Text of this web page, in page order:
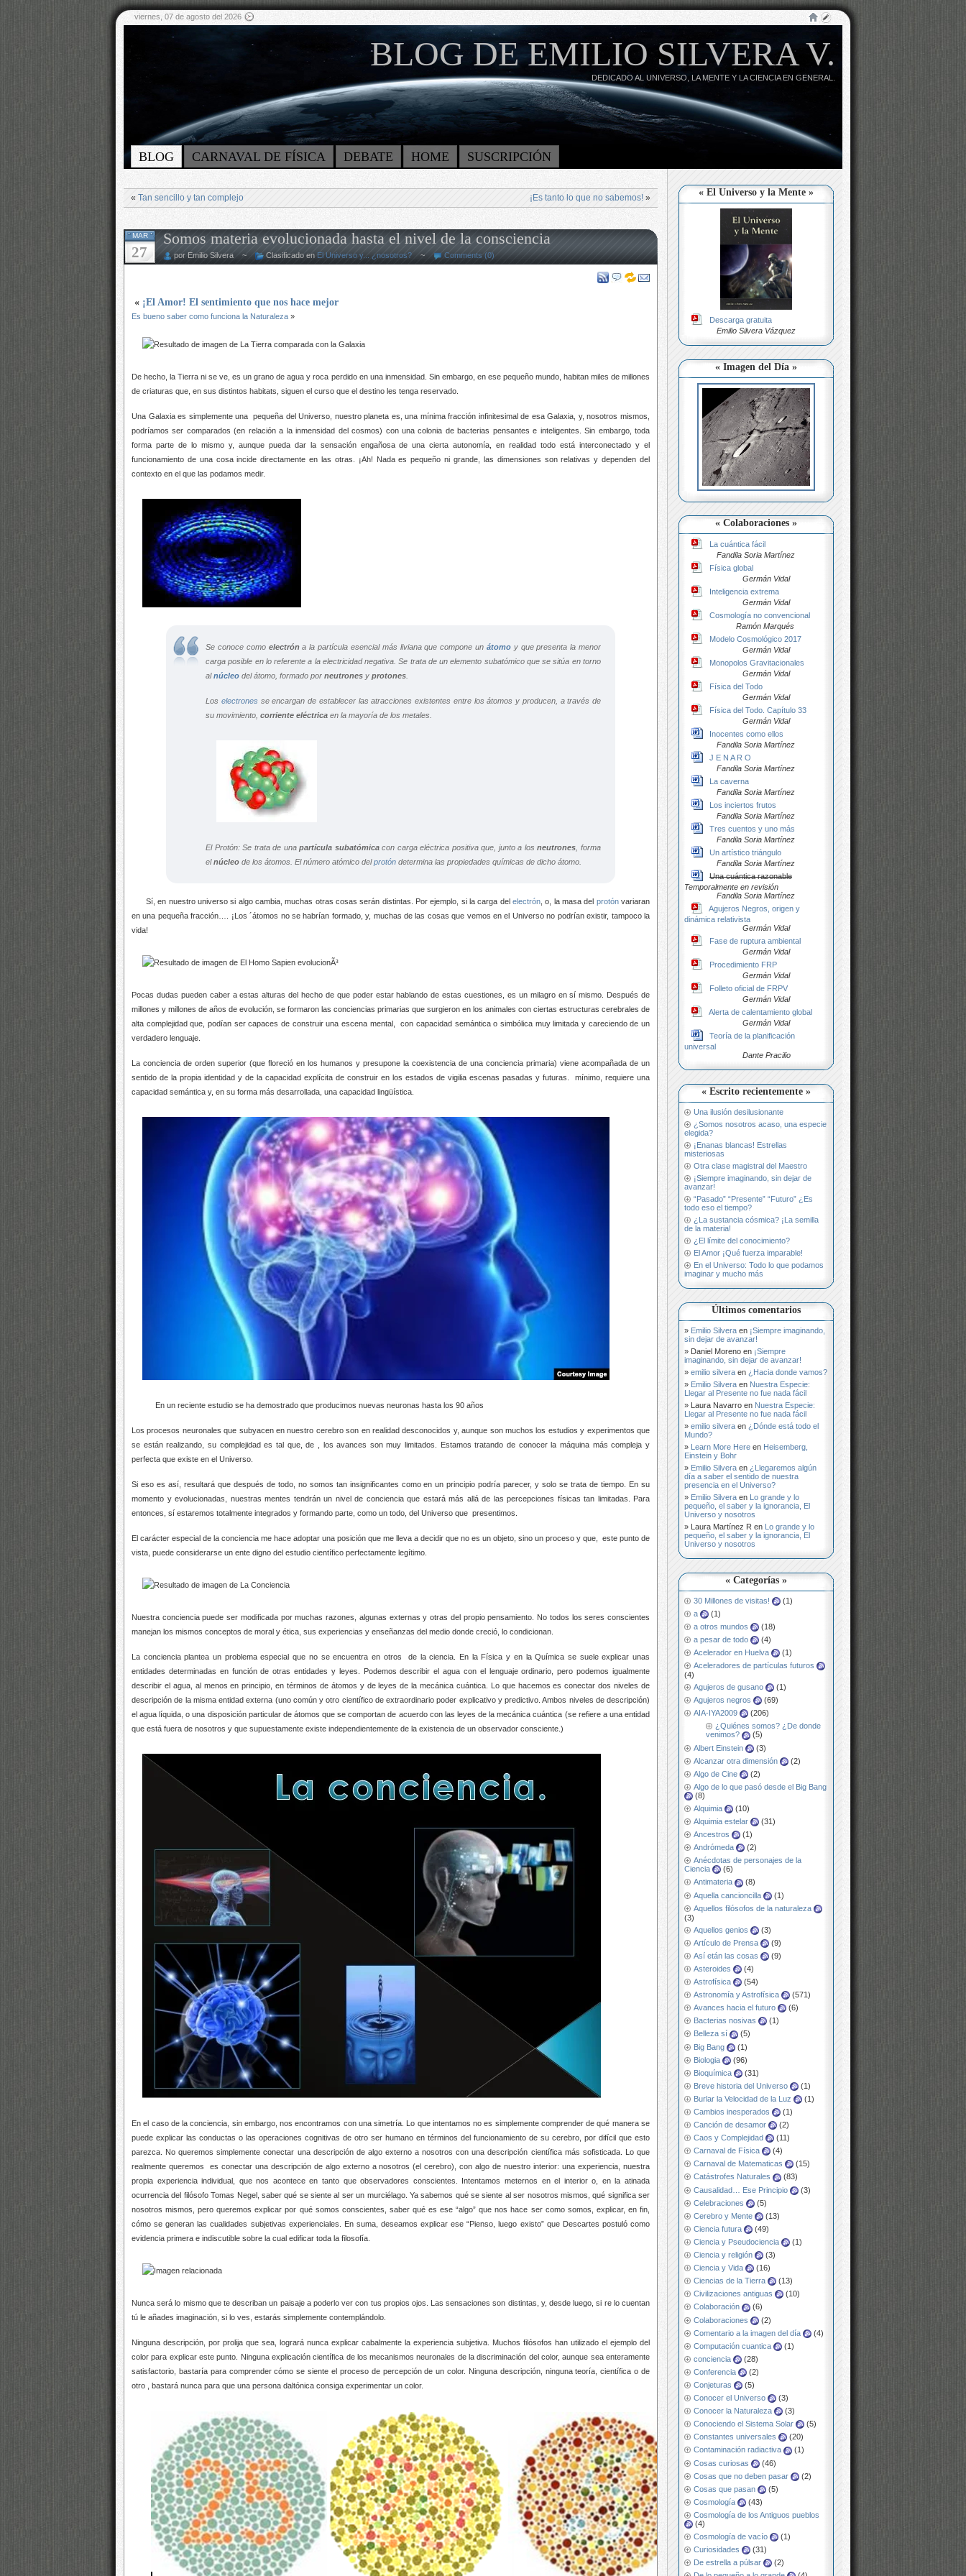
viernes, 07 de agosto del 2026
BLOG DE EMILIO SILVERA V.
DEDICADO AL UNIVERSO, LA MENTE Y LA CIENCIA EN GENERAL.
BLOG CARNAVAL DE FÍSICA DEBATE HOME SUSCRIPCIÓN
« El Universo y la Mente »
Descarga gratuita
Emilio Silvera Vázquez
« Imagen del Día »
« Colaboraciones »
La cuántica fácil
Fandila Soria Martínez
Física global
Germán Vidal
Inteligencia extrema
Germán Vidal
Cosmología no convencional
Ramón Marqués
Modelo Cosmológico 2017
Germán Vidal
Monopolos Gravitacionales
Germán Vidal
Física del Todo
Germán Vidal
Física del Todo. Capítulo 33
Germán Vidal
Inocentes como ellos
Fandila Soria Martínez
J E N A R O
Fandila Soria Martínez
La caverna
Fandila Soria Martínez
Los inciertos frutos
Fandila Soria Martínez
Tres cuentos y uno más
Fandila Soria Martínez
Un artístico triángulo
Fandila Soria Martínez
Una cuántica razonable
Temporalmente en revisión
Fandila Soria Martínez
Agujeros Negros, origen y
dinámica relativista
Germán Vidal
Fase de ruptura ambiental
Germán Vidal
Procedimiento FRP
Germán Vidal
Folleto oficial de FRPV
Germán Vidal
Alerta de calentamiento global
Germán Vidal
Teoría de la planificación
universal
Dante Pracilio
« Escrito recientemente »
Una ilusión desilusionante
¿Somos nosotros acaso, una especie
elegida?
¡Enanas blancas! Estrellas
misteriosas
Otra clase magistral del Maestro
¡Siempre imaginando, sin dejar de
avanzar!
“Pasado” “Presente” “Futuro” ¿Es
todo eso el tiempo?
¿La sustancia cósmica? ¡La semilla
de la materia!
¿El límite del conocimiento?
El Amor ¡Qué fuerza imparable!
En el Universo: Todo lo que podamos
imaginar y mucho más
Últimos comentarios
Emilio Silvera en ¡Siempre imaginando,
sin dejar de avanzar!
Daniel Moreno en ¡Siempre
imaginando, sin dejar de avanzar!
emilio silvera en ¿Hacia donde vamos?
Emilio Silvera en Nuestra Especie:
Llegar al Presente no fue nada fácil
Laura Navarro en Nuestra Especie:
Llegar al Presente no fue nada fácil
emilio silvera en ¿Dónde está todo el
Mundo?
Learn More Here en Heisemberg,
Einstein y Bohr
Emilio Silvera en ¿Llegaremos algún
día a saber el sentido de nuestra
presencia en el Universo?
Emilio Silvera en Lo grande y lo
pequeño, el saber y la ignorancia, El
Universo y nosotros
Laura Martínez R en Lo grande y lo
pequeño, el saber y la ignorancia, El
Universo y nosotros
« Categorías »
30 Millones de visitas!
(1)
a
(1)
a otros mundos
(18)
a pesar de todo
(4)
Acelerador en Huelva
(1)
Aceleradores de partículas futuros
(4)
Agujeros de gusano
(1)
Agujeros negros
(69)
AIA-IYA2009
(206)
¿Quiénes somos? ¿De donde
venimos?
(5)
Albert Einstein
(3)
Alcanzar otra dimensión
(2)
Algo de Cine
(2)
Algo de lo que pasó desde el Big Bang
(8)
Alquimia
(10)
Alquimia estelar
(31)
Ancestros
(1)
Andrómeda
(2)
Anécdotas de personajes de la
Ciencia
(6)
Antimateria
(8)
Aquella cancioncilla
(1)
Aquellos filósofos de la naturaleza
(3)
Aquellos genios
(3)
Artículo de Prensa
(9)
Así etán las cosas
(9)
Asteroides
(4)
Astrofísica
(54)
Astronomía y Astrofísica
(571)
Avances hacia el futuro
(6)
Bacterias nosivas
(1)
Belleza sí
(5)
Big Bang
(1)
Biologia
(96)
Bioquímica
(31)
Breve historia del Universo
(1)
Burlar la Velocidad de la Luz
(1)
Cambios inesperados
(1)
Canción de desamor
(2)
Caos y Complejidad
(11)
Carnaval de Física
(4)
Carnaval de Matematicas
(15)
Catástrofes Naturales
(83)
Causalidad… Ese Principio
(3)
Celebraciones
(5)
Cerebro y Mente
(13)
Ciencia futura
(49)
Ciencia y Pseudociencia
(1)
Ciencia y religión
(3)
Ciencia y Vida
(16)
Ciencias de la Tierra
(13)
Civilizaciones antiguas
(10)
Colaboración
(6)
Colaboraciones
(2)
Comentario a la imagen del día
(4)
Computación cuantica
(1)
conciencia
(28)
Conferencia
(2)
Conjeturas
(5)
Conocer el Universo
(3)
Conocer la Naturaleza
(3)
Conociendo el Sistema Solar
(5)
Constantes universales
(20)
Contaminación radiactiva
(1)
Cosas curiosas
(46)
Cosas que no deben pasar
(2)
Cosas que pasan
(5)
Cosmología
(43)
Cosmología de los Antiguos pueblos
(4)
Cosmología de vacío
(1)
Curiosidades
(31)
De estrella a púlsar
(2)
« Tan sencillo y tan complejo ¡Es tanto lo que no sabemos! »
MAR
27
Somos materia evolucionada hasta el nivel de la consciencia
por Emilio Silvera ~ Clasificado en El Universo y... ¿nosotros?~ Comments (0)
« ¡El Amor! El sentimiento que nos hace mejor
Es bueno saber como funciona la Naturaleza »
De hecho, la Tierra ni se ve, es un grano de agua y roca perdido en una inmensidad. Sin embargo, en ese pequeño mundo, habitan miles de millones
de criaturas que, en sus distintos habitats, siguen el curso que el destino les tenga reservado.
Una Galaxia es simplemente una pequeña del Universo, nuestro planeta es, una mínima fracción infinitesimal de esa Galaxia, y, nosotros mismos,
podríamos ser comparados (en relación a la inmensidad del cosmos) con una colonia de bacterias pensantes e inteligentes. Sin embargo, toda
forma parte de lo mismo y, aunque pueda dar la sensación engañosa de una cierta autonomía, en realidad todo está interconectado y el
funcionamiento de una cosa incide directamente en las otras. ¡Ah! Nada es pequeño ni grande, las dimensiones son relativas y dependen del
contexto en el que las podamos medir.
Se conoce como electróna la partícula esencial más liviana que compone un átomoy que presenta la menor
carga posible en lo referente a la electricidad negativa. Se trata de un elemento subatómico que se sitúa en torno
alnúcleo del átomo, formado por neutrones y protones
Los electronesse encargan de establecer las atracciones existentes entre los átomos y producen, a través de
su movimiento, corriente eléctrica en la mayoría de los metales.
El Protón: Se trata de unapartícula subatómicacon carga eléctrica positiva que, junto a losneutrones , forma
elnúcleo de los átomos. El número atómico delprotón determina las propiedades químicas de dicho átomo.
Sí, en nuestro universo si algo cambia, muchas otras cosas serán distintas. Por ejemplo, si la carga del electrón , o, la masa del protónvariaran
en una pequeña fracción…. ¡Los ´átomos no se habrían formado, y, muchas de las cosas que vemos en el Universo no podrían existir, tampoco la
vida!
Pocas dudas pueden caber a estas alturas del hecho de que poder estar hablando de estas cuestiones, es un milagro en sí mismo. Después de
millones y millones de años de evolución, se formaron las conciencias primarias que surgieron en los animales con ciertas estructuras cerebrales de
alta complejidad que, podían ser capaces de construir una escena mental,
con capacidad semántica o simbólica muy limitada y careciendo de un
verdadero lenguaje.
La conciencia de orden superior (que floreció en los humanos y presupone la coexistencia de una conciencia primaria) viene acompañada de un
sentido de la propia identidad y de la capacidad explícita de construir en los estados de vigilia escenas pasadas y futuras.
mínimo, requiere una
capacidad semántica y, en su forma más desarrollada, una capacidad lingüística.
En un reciente estudio se ha demostrado que producimos nuevas neuronas hasta los 90 años
Los procesos neuronales que subyacen en nuestro cerebro son en realidad desconocidos y, aunque son muchos los estudios y experimentos que
se están realizando, su complejidad es tal que, de
, los avances son muy limitados. Estamos tratando de conocer la máquina más compleja y
perfecta que existe en el Universo.
Si eso es así, resultará que después de todo, no somos tan insignificantes como en un principio podría parecer, y solo se trata de tiempo. En su
momento y evolucionadas, nuestras mentes tendrán un nivel de conciencia que estará más allá de las percepciones físicas tan limitadas. Para
entonces, sí estaremos totalmente integrados y formando parte, como un todo, del Universo que presentimos.
El carácter especial de la conciencia me hace adoptar una posición que me lleva a decidir que no es un objeto, sino un proceso y que,
este punto de
vista, puede considerarse un ente digno del estudio científico perfectamente legítimo.
Nuestra conciencia puede ser modificada por muchas razones, algunas externas y otras del propio pensamiento. No todos los seres conscientes
manejan los mismos conceptos de moral y ética, sus experiencias y enseñanzas del medio donde creció, lo condicionan.
La conciencia plantea un problema especial que no se encuentra en otros
de la ciencia. En la Física y en la Química se suele explicar unas
entidades determinadas en función de otras entidades y leyes. Podemos describir el agua con el lenguaje ordinario, pero podemos igualmente
describir el agua, al menos en principio, en términos de átomos y de leyes de la mecánica cuántica. Lo que hacemos es conectar dos niveles de
descripción de la misma entidad externa (uno común y otro científico de extraordinario poder explicativo y predictivo. Ambos niveles de descripción)
el agua líquida, o una disposición particular de átomos que se comportan de acuerdo con las leyes de la mecánica cuántica (se refiere a una entidad
que está fuera de nosotros y que supuestamente existe independientemente de la existencia de un observador consciente.)
En el caso de la conciencia, sin embargo, nos encontramos con una simetría. Lo que intentamos no es simplemente comprender de qué manera se
puede explicar las conductas o las operaciones cognitivas de otro ser humano en términos del funcionamiento de su cerebro, por difícil que esto
parezca. No queremos simplemente conectar una descripción de algo externo a nosotros con una descripción científica más sofisticada. Lo que
realmente queremos
es conectar una descripción de algo externo a nosotros (el cerebro), con algo de nuestro interior: una experiencia, nuestra
propia experiencia individual, que nos acontece en tanto que observadores conscientes. Intentamos meternos en el interior o, en la atinada
ocurrencia del filósofo Tomas Negel, saber qué se siente al ser un murciélago. Ya sabemos qué se siente al ser nosotros mismos, qué significa ser
nosotros mismos, pero queremos explicar por qué somos conscientes, saber qué es ese “algo” que nos hace ser como somos, explicar, en fin,
cómo se generan las cualidades subjetivas experienciales. En suma, deseamos explicar ese “Pienso, luego existo” que Descartes postuló como
evidencia primera e indiscutible sobre la cual edificar toda la filosofía.
Nunca será lo mismo que te describan un paisaje a poderlo ver con tus propios ojos. Las sensaciones son distintas, y, desde luego, si re lo cuentan
tú le añades imaginación, si lo ves, estarás simplemente contemplándolo.
Ninguna descripción, por prolija que sea, logrará nunca explicar cabalmente la experiencia subjetiva. Muchos filósofos han utilizado el ejemplo del
color para explicar este punto. Ninguna explicación científica de los mecanismos neuronales de la discriminación del color, aunque sea enteramente
satisfactorio, bastaría para comprender cómo se siente el proceso de percepción de un color. Ninguna descripción, ninguna teoría, científica o de
otro
, bastará nunca para que una persona daltónica consiga experimentar un color.